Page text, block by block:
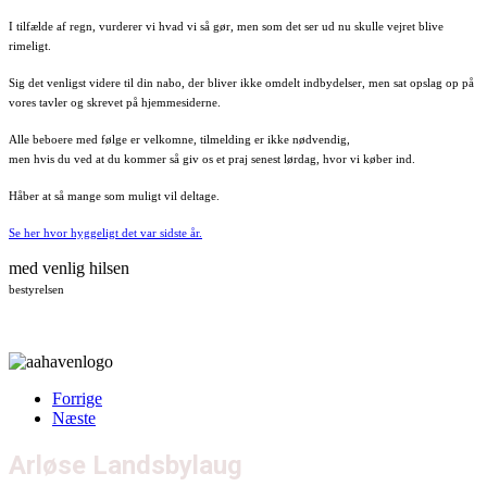
I tilfælde af regn, vurderer vi hvad vi så gør, men som det ser ud nu skulle vejret blive
rimeligt.
Sig det venligst videre til din nabo, der bliver ikke omdelt indbydelser, men sat opslag op på
vores tavler og skrevet på hjemmesiderne.
Alle beboere med følge er velkomne, tilmelding er ikke nødvendig,
men hvis du ved at du kommer så giv os et praj senest lørdag, hvor vi køber ind.
Håber at så mange som muligt vil deltage.
Se her hvor hyggeligt det var sidste år.
med venlig hilsen
bestyrelsen
Forrige
Næste
Arløse Landsbylaug